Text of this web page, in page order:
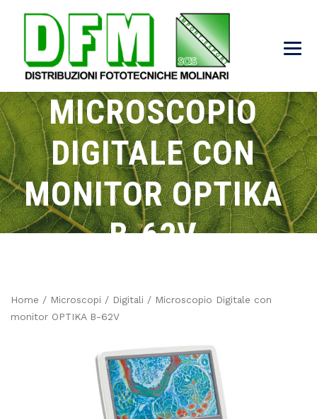
MICROSCOPIO
DIGITALE CON
MONITOR OPTIKA
B-62V
Home / Microscopi / Digitali / Microscopio Digitale con
monitor OPTIKA B-62V